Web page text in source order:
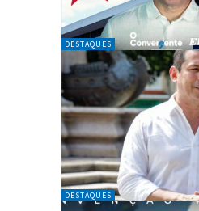
DESTAQUES
DESTAQUES